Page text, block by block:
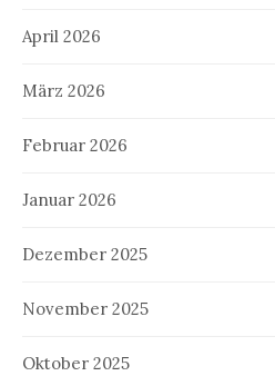
April 2026
März 2026
Februar 2026
Januar 2026
Dezember 2025
November 2025
Oktober 2025